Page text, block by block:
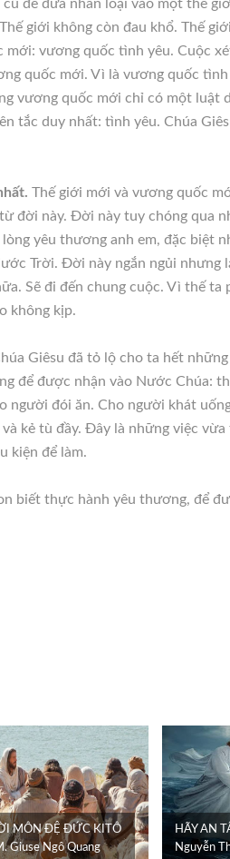
để đưa nhân loại vào một thế
giới không còn đau khổ. Thế
mới: vương quốc tình yêu. Cuộc
quốc mới. Vì là vương quốc
vương quốc mới chỉ có một luật
tắc duy nhất: tình yêu. Chúa
Thế giới mới và vương quốc
đời này. Đời này tuy chóng qua
yêu thương anh em, đặc biệt
Trời. Đời này ngắn ngủi nhưng
Sẽ đi đến chung cuộc. Vì thế ta
không kịp.
Giêsu đã tỏ lộ cho ta hết
để được nhận vào Nước Chúa:
người đói ăn. Cho người khát
kẻ tù đầy. Đây là những việc
kiện để làm.
biết thực hành yêu thương, để
MÔN ĐỆ ĐỨC KITÔ
Giuse Ngô Quang
HÃY AN
Nguyễn